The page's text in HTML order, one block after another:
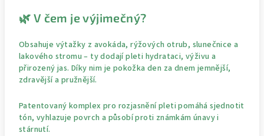
🌿 V čem je výjimečný?
Obsahuje výtažky z avokáda, rýžových otrub, slunečnice a
lakového stromu – ty dodají pleti hydrataci, výživu a
přirozený jas. Díky nim je pokožka den za dnem jemnější,
zdravější a pružnější.
Patentovaný komplex pro rozjasnění pleti pomáhá sjednotit
tón, vyhlazuje povrch a působí proti známkám únavy i
stárnutí.